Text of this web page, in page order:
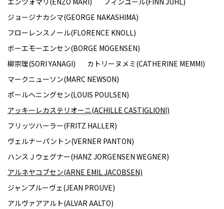
ジョージナカシマ(GEORGE NAKASHIMA)
フローレンスノール(FLORENCE KNOLL)
ボーエモーエンセン(BORGE MOGENSEN)
柳宗理(SORI YANAGI)
カトリーヌメミ(CATHERINE MEMMI)
マークニューソン(MARC NEWSON)
ポールヘニングセン(LOUIS POULSEN)
アッキーレカステリオーニ(ACHILLE CASTIGLIONI)
フリッツハーラー(FRITZ HALLER)
ヴェルナーパントン(VERNER PANTON)
ハンスＪウェグナー(HANZ JORGENSEN WEGNER)
アルネヤコブセン(ARNE EMIL JACOBSEN)
ジャンプルーヴェ(JEAN PROUVE)
アルヴァアアルト(ALVAR AALTO)